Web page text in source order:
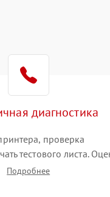
диагностика
проверка
тестового листа.
подачи бумаги,
Подробнее